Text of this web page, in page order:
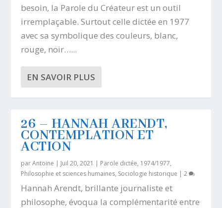
besoin, la Parole du Créateur est un outil
irremplaçable. Surtout celle dictée en 1977
avec sa symbolique des couleurs, blanc,
rouge, noir…...
EN SAVOIR PLUS
26 – HANNAH ARENDT,
CONTEMPLATION ET
ACTION
parAntoine | Juil 20, 2021 | Parole dictée, 1974/1977,
Philosophie et sciences humaines, Sociologie historique |2
Hannah Arendt, brillante journaliste et
philosophe, évoqua la complémentarité entre